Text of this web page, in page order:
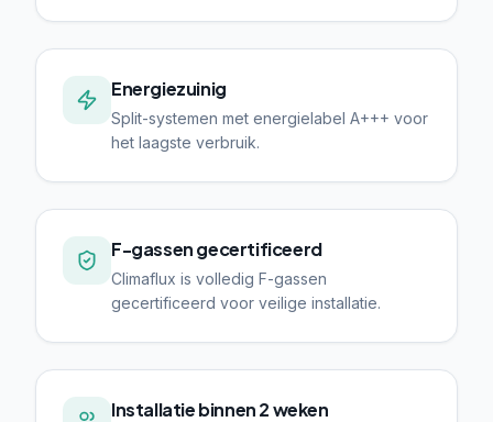
Energiezuinig
Split-systemen met energielabel A+++ voor
het laagste verbruik.
F-gassen gecertificeerd
Climaflux is volledig F-gassen
gecertificeerd voor veilige installatie.
Installatie binnen 2 weken